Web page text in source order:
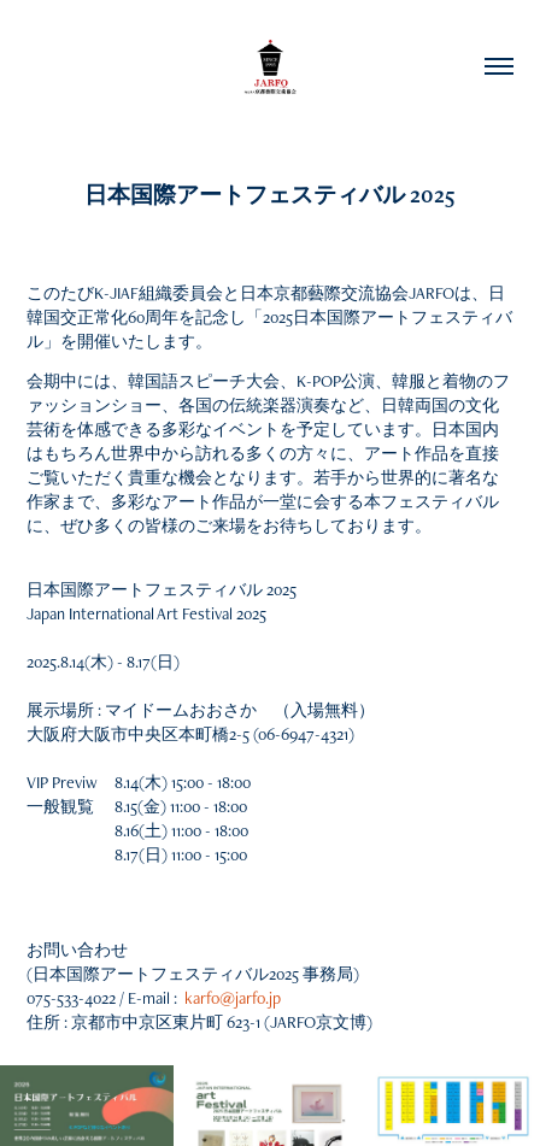
日本国際アートフェスティバル 2025
このたびK-JIAF組織委員会と日本京都藝際交流協会JARFOは、日
韓国交正常化60周年を記念し「2025日本国際アートフェスティバ
ル」を開催いたします。
会期中には、韓国語スピーチ大会、K-POP公演、韓服と着物のフ
ァッションショー、各国の伝統楽器演奏など、日韓両国の文化
芸術を体感できる多彩なイベントを予定しています。日本国内
はもちろん世界中から訪れる多くの方々に、アート作品を直接
ご覧いただく貴重な機会となります。若手から世界的に著名な
作家まで、多彩なアート作品が一堂に会する本フェスティバル
に、ぜひ多くの皆様のご来場をお待ちしております。
日本国際アートフェスティバル 2025
Japan International Art Festival 2025
2025.8.14(木) - 8.17(日)
展示場所 : マイドームおおさか （入場無料）
大阪府大阪市中央区本町橋2-5 (06-6947-4321)
VIP Previw 8.14(木) 15:00 - 18:00
一般観覧 8.15(金) 11:00 - 18:00
8.16(土) 11:00 - 18:00
8.17(日) 11:00 - 15:00
お問い合わせ
(日本国際アートフェスティバル2025 事務局)
075-533-4022 / E-mail : karfo@jarfo.jp
住所 : 京都市中京区東片町 623-1 (JARFO京文博)